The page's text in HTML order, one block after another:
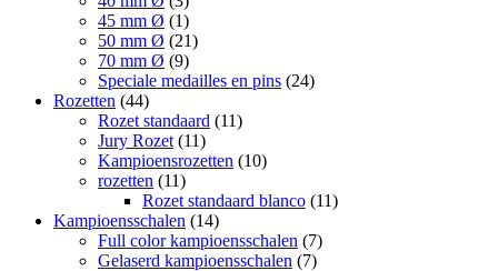
45 mm Ø (1)
50 mm Ø (21)
70 mm Ø (9)
Speciale medailles en pins (24)
Rozetten (44)
Rozet standaard (11)
Jury Rozet (11)
Kampioensrozetten (10)
rozetten (11)
Rozet standaard blanco (11)
Kampioensschalen (14)
Full color kampioensschalen (7)
Gelaserd kampioensschalen (7)